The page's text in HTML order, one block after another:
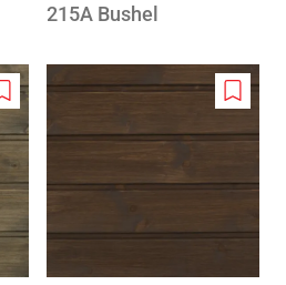
215A Bushel
Add
to
wishlist
Add
to